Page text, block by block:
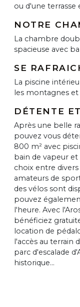
ou d'une terrasse
NOTRE
La chambre
spacieuse avec
SE
La piscine
les montagnes et
DÉTENTE
Après une belle
pouvez vous
800 m² avec
bain de vapeur et
choix entre
amateurs de
des vélos sont
pouvez
l'heure. Avec
bénéficiez
location de
l'accès au terrain
parc d'escalade
historique...